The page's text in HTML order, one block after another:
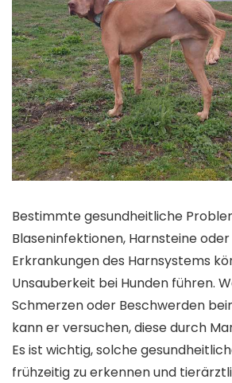
Bestimmte gesundheitliche
Blaseninfektionen, Harnsteine
Erkrankungen des Harnsystems
Unsauberkeit bei Hunden führen.
Schmerzen oder Beschwerden
kann er versuchen, diese durch
Es ist wichtig, solche
frühzeitig zu erkennen und